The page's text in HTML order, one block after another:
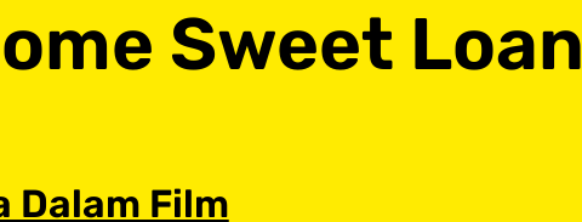
Sweet Loan
Dalam Film